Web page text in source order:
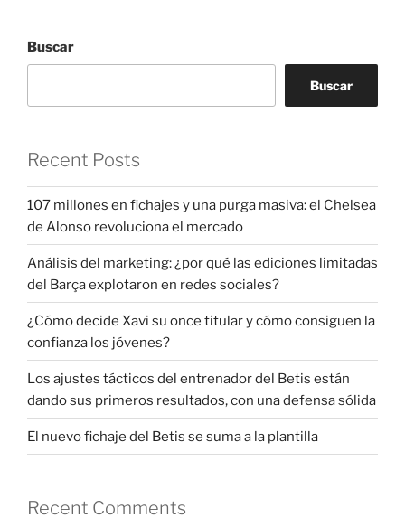
Buscar
Buscar
Recent Posts
107 millones en fichajes y una purga masiva: el Chelsea
de Alonso revoluciona el mercado
Análisis del marketing: ¿por qué las ediciones limitadas
del Barça explotaron en redes sociales?
¿Cómo decide Xavi su once titular y cómo consiguen la
confianza los jóvenes?
Los ajustes tácticos del entrenador del Betis están
dando sus primeros resultados, con una defensa sólida
El nuevo fichaje del Betis se suma a la plantilla
Recent Comments